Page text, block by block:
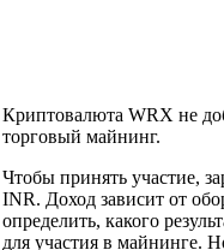
Криптовалюта WRX не
торговый майнинг.
Чтобы принять участие,
INR. Доход зависит от
определить, какого
для участия в майнинге.